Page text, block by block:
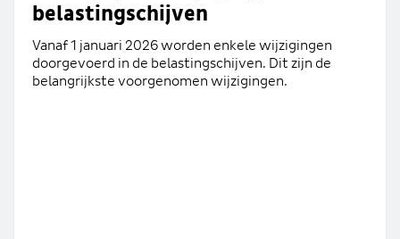
belastingschijven
Vanaf 1 januari 2026 worden enkele wijzigingen
doorgevoerd in de belastingschijven. Dit zijn de
belangrijkste voorgenomen wijzigingen.